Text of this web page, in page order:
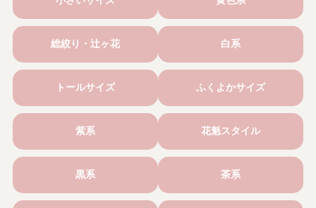
総絞り・辻ヶ花 白系
トールサイズ ふくよかサイズ
紫系 花魁スタイル
黒系 茶系